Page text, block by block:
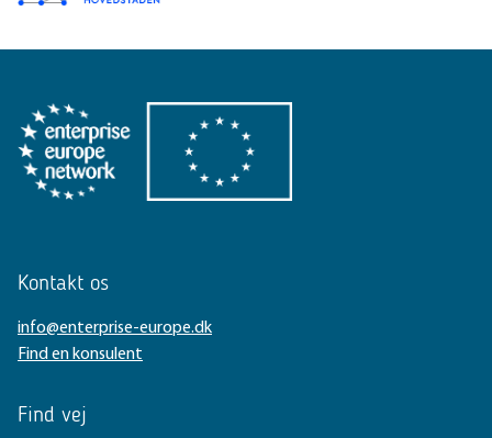
Kontakt os
info@enterprise-europe.dk
Find en konsulent
Find vej